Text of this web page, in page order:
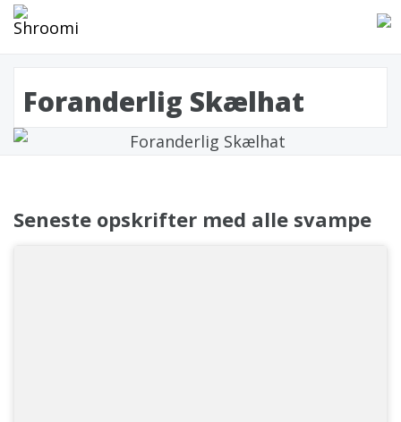
Foranderlig Skælhat
Seneste opskrifter med alle svampe